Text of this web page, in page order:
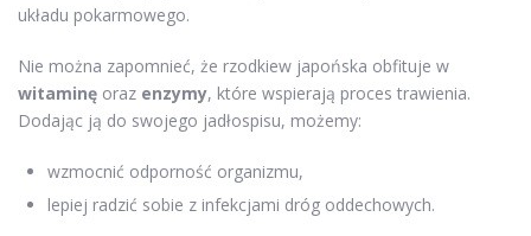
układu pokarmowego.
Nie można zapomnieć, że rzodkiew japońska obfituje w
witaminę oraz enzymy, które wspierają proces trawienia.
Dodając ją do swojego jadłospisu, możemy:
wzmocnić odporność organizmu,
lepiej radzić sobie z infekcjami dróg oddechowych.